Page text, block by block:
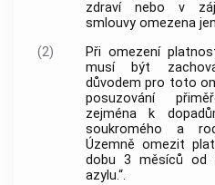
zdraví nebo v
smlouvy omezena
(2)
Při omezení
musí být
důvodem pro toto
posuzování
zejména k
soukromého a
Územně omezit
dobu 3 měsíců od
azylu.“.